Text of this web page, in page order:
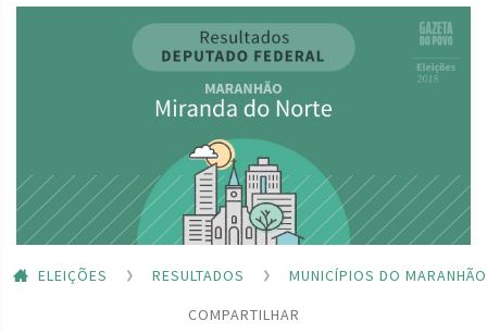
ELEIÇÕES RESULTADOS
MUNICÍPIOS DO MARANHÃO
COMPARTILHAR